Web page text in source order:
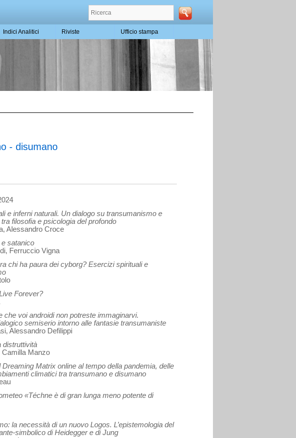
Indici Analitici Riviste Ufficio stampa
- disumano
e inferni naturali. Un dialogo su transumanismo e
filosofia e psicologia del profondo
Alessandro Croce
satanico
Ferruccio Vigna
chi ha paura dei cyborg? Esercizi spirituali e
Forever?
che voi androidi non potreste immaginarvi.
semiserio intorno alle fantasie transumaniste
Alessandro Defilippi
distruttività
Camilla Manzo
Dreaming Matrix online al tempo della pandemia, delle
climatici tra transumano e disumano
«Téchne è di gran lunga meno potente di
la necessità di un nuovo Logos. L’epistemologia del
simbolico di Heidegger e di Jung